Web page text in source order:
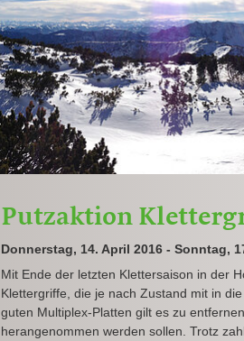
Putzaktion
Donnerstag, 14. April 2016 - Sonntag,
Mit Ende der letzten Klettersaison in der
Klettergriffe, die je nach Zustand mit in
guten Multiplex-Platten gilt es zu
herangenommen werden sollen. Trotz